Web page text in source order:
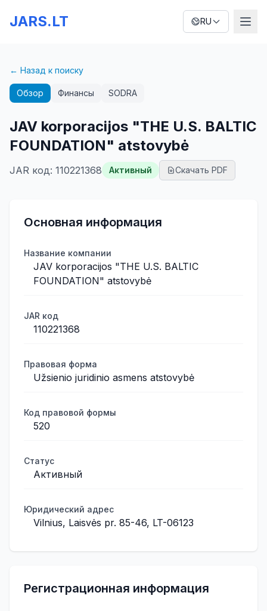
JARS.LT RU
← Назад к поиску
Обзор Финансы SODRA
JAV korporacijos "THE U.S. BALTIC
FOUNDATION" atstovybė
JAR код: 110221368 Активный Скачать PDF
Основная информация
Название компании
JAV korporacijos "THE U.S. BALTIC
FOUNDATION" atstovybė
JAR код
110221368
Правовая форма
Užsienio juridinio asmens atstovybė
Код правовой формы
520
Статус
Активный
Юридический адрес
Vilnius, Laisvės pr. 85-46, LT-06123
Регистрационная информация